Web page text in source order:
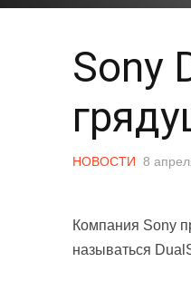
Sony
НОВОСТИ 8
Компания Sony
называться